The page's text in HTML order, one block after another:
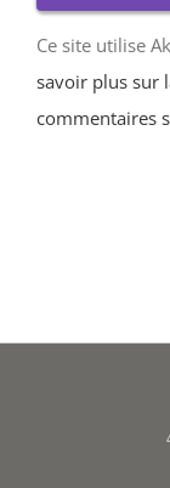
Ce site utilise
savoir plus sur
commentaires